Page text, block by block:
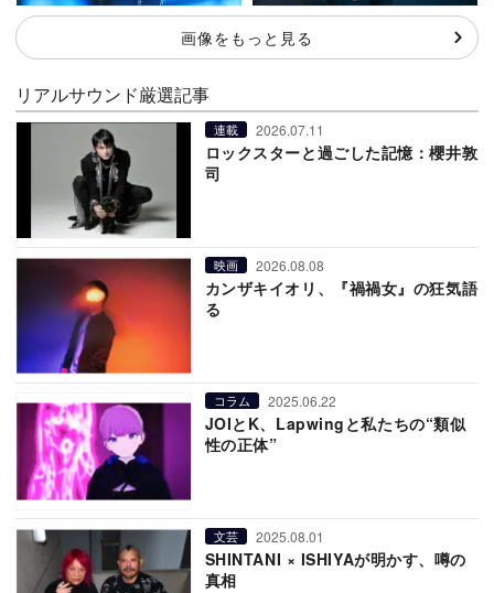
画像をもっと見る
リアルサウンド厳選記事
連載 2026.07.11
ロックスターと過ごした記憶：櫻井敦
司
映画 2026.08.08
カンザキイオリ、『禍禍女』の狂気語
る
コラム 2025.06.22
JOIとK、Lapwingと私たちの“類似
性の正体”
文芸 2025.08.01
SHINTANI × ISHIYAが明かす、噂の
真相